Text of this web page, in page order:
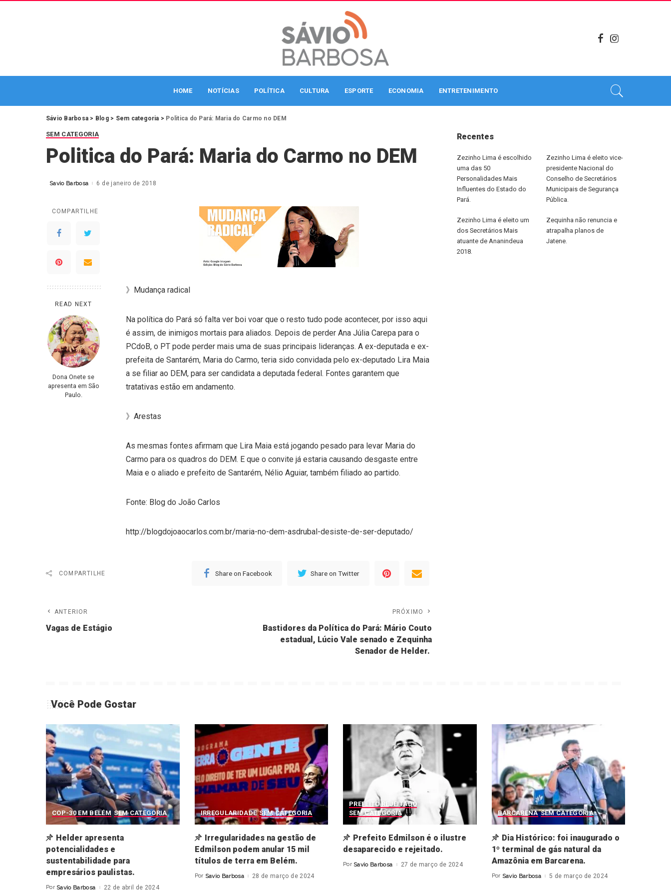
HOME NOTÍCIAS POLÍTICA CULTURA ESPORTE ECONOMIA ENTRETENIMENTO
Sávio Barbosa > Blog> Sem categoria > Politica do Pará: Maria do Carmo no DEM
SEM CATEGORIA
Politica do Pará: Maria do Carmo no DEM
Posted
Savio Barbosa 6 de janeiro de 2018
COMPARTILHE
READ NEXT
Dona Onete se
apresenta em São
Paulo.
》Mudança radical
Na política do Pará só falta ver boi voar que o resto tudo pode acontecer, por isso aqui
é assim, de inimigos mortais para aliados. Depois de perder Ana Júlia Carepa para o
PCdoB, o PT pode perder mais uma de suas principais lideranças. A ex-deputada e ex-
prefeita de Santarém, Maria do Carmo, teria sido convidada pelo ex-deputado Lira Maia
a se filiar ao DEM, para ser candidata a deputada federal. Fontes garantem que
tratativas estão em andamento.
》Arestas
As mesmas fontes afirmam que Lira Maia está jogando pesado para levar Maria do
Carmo para os quadros do DEM. E que o convite já estaria causando desgaste entre
Maia e o aliado e prefeito de Santarém, Nélio Aguiar, também filiado ao partido.
Fonte: Blog do João Carlos
http://blogdojoaocarlos.com.br/maria-no-dem-asdrubal-desiste-de-ser-deputado/
COMPARTILHE Share on Facebook Share on Twitter
ANTERIOR
Vagas de Estágio
PRÓXIMO
Bastidores da Política do Pará: Mário Couto
estadual, Lúcio Vale senado e Zequinha
Senador de Helder.
Recentes
Zezinho Lima é escolhido
uma das 50
Personalidades Mais
Influentes do Estado do
Pará.
Zezinho Lima é eleito vice-
presidente Nacional do
Conselho de Secretários
Municipais de Segurança
Pública.
Zezinho Lima é eleito um
dos Secretários Mais
atuante de Ananindeua
2018.
Zequinha não renuncia e
atrapalha planos de
Jatene.
Você Pode Gostar
COP-30 EM BELÉM SEM CATEGORIA
Helder apresenta
potencialidades e
sustentabilidade para
empresários paulistas.
Posted
Por Savio Barbosa 22 de abril de 2024
IRREGULARIDADE SEM CATEGORIA
Irregularidades na gestão de
Edmilson podem anular 15 mil
títulos de terra em Belém.
Posted
Por Savio Barbosa 28 de março de 2024
PREFEITO REJEITADO
SEM CATEGORIA
Prefeito Edmilson é o ilustre
desaparecido e rejeitado.
Posted
Por Savio Barbosa 27 de março de 2024
BARCARENA SEM CATEGORIA
Dia Histórico: foi inaugurado o
1º terminal de gás natural da
Amazônia em Barcarena.
Posted
Por Savio Barbosa 5 de março de 2024